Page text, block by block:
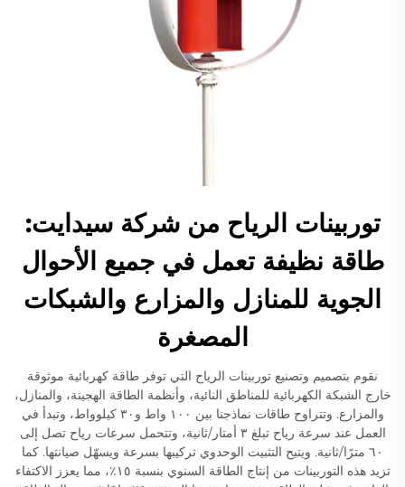
توربينات الرياح من شركة سيدايت:
طاقة نظيفة تعمل في جميع الأحوال
الجوية للمنازل والمزارع والشبكات
المصغرة
نقوم بتصميم وتصنيع توربينات الرياح التي توفر طاقة كهربائية موثوقة
خارج الشبكة الكهربائية للمناطق النائية، وأنظمة الطاقة الهجينة، والمنازل،
والمزارع. وتتراوح طاقات نماذجنا بين ١٠٠ واط و٣٠ كيلوواط، وتبدأ في
العمل عند سرعة رياح تبلغ ٣ أمتار/ثانية، وتتحمل سرعات رياح تصل إلى
٦٠ مترًا/ثانية. ويتيح التثبيت الوحدوي تركيبها بسرعة ويسهّل صيانتها. كما
تزيد هذه التوربينات من إنتاج الطاقة السنوي بنسبة ١٥٪، مما يعزز الاكتفاء